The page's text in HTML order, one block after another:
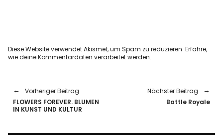
Diese Website verwendet Akismet, um Spam zu reduzieren.Erfahre,
wie deine Kommentardaten verarbeitet werden.
Vorheriger Beitrag
FLOWERS FOREVER. BLUMEN
IN KUNST UND KULTUR
Nächster Beitrag
Battle Royale